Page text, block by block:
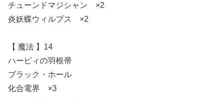
チューンドマジシャン ×2
炎妖蝶ウィルプス ×2
【 魔法 】14
ハーピィの羽根帚
ブラック・ホール
化合電界 ×3